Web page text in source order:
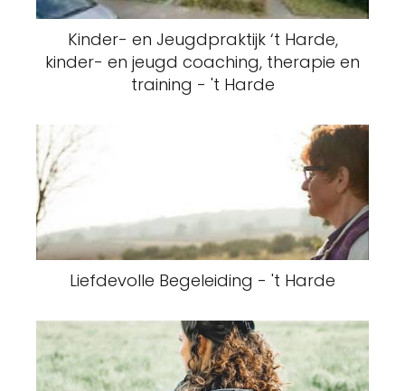
Kinder- en Jeugdpraktijk ‘t Harde,
kinder- en jeugd coaching, therapie en
training - 't Harde
Liefdevolle Begeleiding - 't Harde